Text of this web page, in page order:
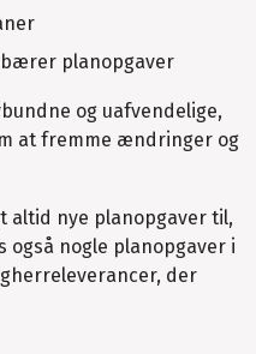
planopgaver
og uafvendelige,
at fremme ændringer og
altid nye planopgaver til,
nogle planopgaver i
der